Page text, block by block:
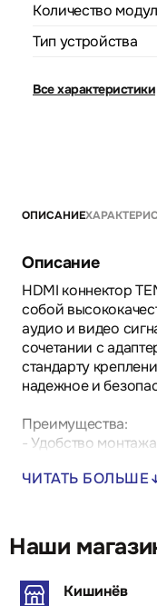
Количество
Тип устройства
Все характеристики
ОПИСАНИЕ
Описание
HDMI коннектор
собой
аудио и видео
сочетании с
стандарту
надежное и
Преимущества:
- Удобство
системах.
- Эстетичный
любые интерьеры,
Области
ЧИТАТЬ БОЛЬШЕ
Наши
Кишинёв